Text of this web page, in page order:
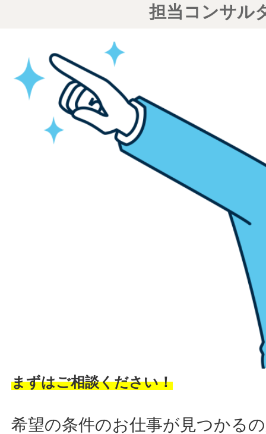
担当コンサル
まずはご相談ください！
希望の条件のお仕事が見つかる